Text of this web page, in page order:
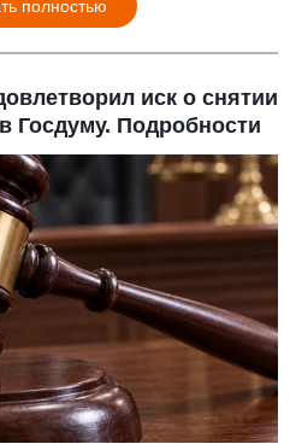
полностью
иск о снятии
Госдуму. Подробности